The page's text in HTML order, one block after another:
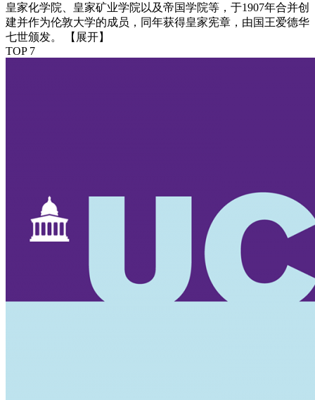
皇家化学院、皇家矿业学院以及帝国学院等，于1907年合并创
建并作为伦敦大学的成员，同年获得皇家宪章，由国王爱德华
七世颁发。
【展开】
TOP 7